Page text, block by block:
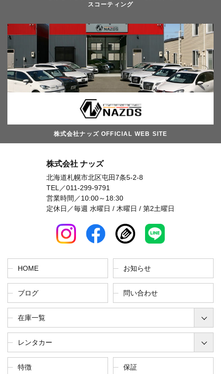
スコーティング
株式会社ナッズ OFFICIAL WEB SITE
株式会社 ナッズ
北海道札幌市北区屯田7条5-2-8
TEL／011-299-9791
営業時間／10:00～18:30
定休日／毎週 水曜日 / 木曜日 / 第2土曜日
HOME お知らせ
ブログ 問い合わせ
在庫一覧
レンタカー
特徴 保証